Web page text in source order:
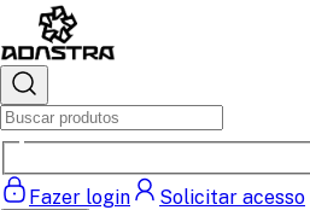
Fazer login Solicitar acesso